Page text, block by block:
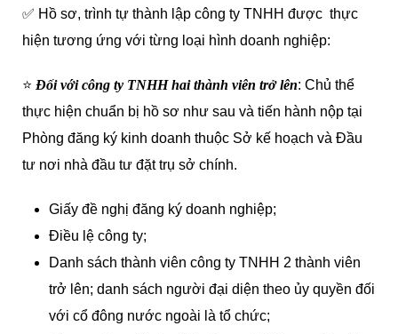
✅ Hồ sơ, trình tự thành lập công ty TNHH được thực
hiện tương ứng với từng loại hình doanh nghiệp:
⭐️ Đối với công ty TNHH hai thành viên trở lên: Chủ thể
thực hiện chuẩn bị hồ sơ như sau và tiến hành nộp tại
Phòng đăng ký kinh doanh thuộc Sở kế hoạch và Đầu
tư nơi nhà đầu tư đặt trụ sở chính.
Giấy đề nghị đăng ký doanh nghiệp;
Điều lệ công ty;
Danh sách thành viên công ty TNHH 2 thành viên
trở lên; danh sách người đại diện theo ủy quyền đối
với cổ đông nước ngoài là tổ chức;